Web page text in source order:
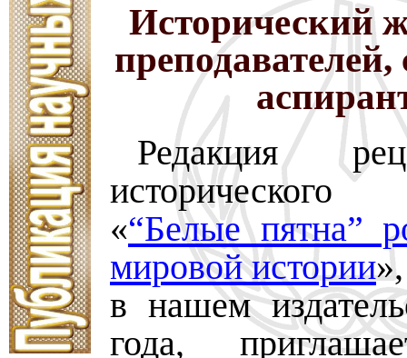
Исторический
преподавателей,
Редакция
«“Белые пятна”
мировой истории
в нашем
года,